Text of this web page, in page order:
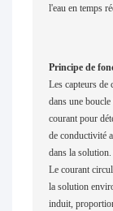
l'eau en temps
Principe de
Les capteurs
dans une
courant pour
de conductivité
dans la
Le courant
la solution
induit,